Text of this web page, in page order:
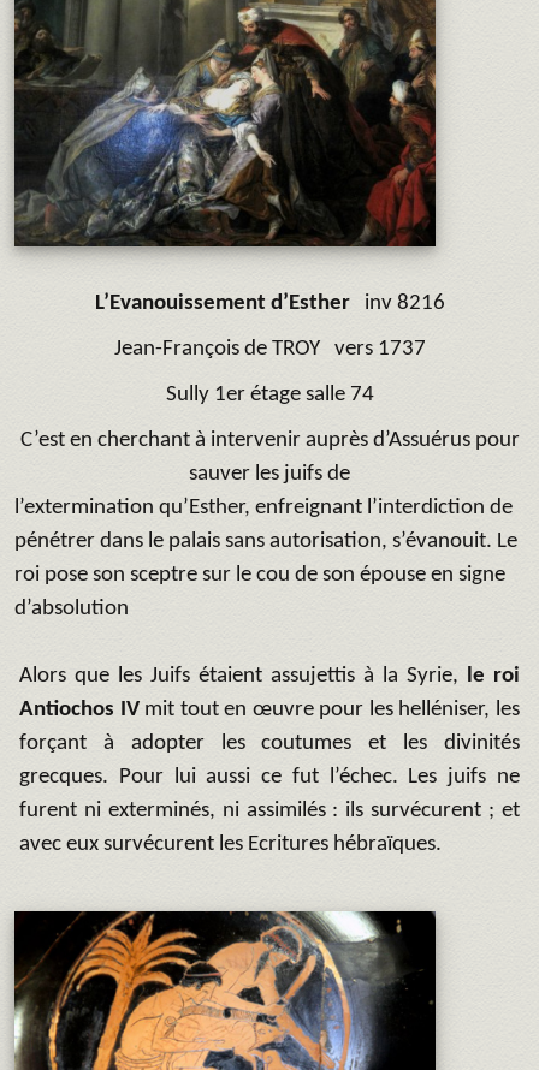
L’Evanouissement d’Estherinv 8216
Jean-François de TROYvers 1737
Sully 1er étage salle 74
C’est en cherchant à intervenir auprès d’Assuérus pour
sauver les juifs de
l’extermination qu’Esther, enfreignant l’interdiction de
pénétrer dans le palais sans autorisation, s’évanouit. Le
roi pose son sceptre sur le cou de son épouse en signe
d’absolution
Alors que les Juifs étaient assujettis à la Syrie, le roi
Antiochos IVmit tout en œuvre pour les helléniser, les
forçant à adopter les coutumes et les divinités
grecques. Pour lui aussi ce fut l’échec. Les juifs ne
furent ni exterminés, ni assimilés : ils survécurent ; et
avec eux survécurent les Ecritures hébraïques.